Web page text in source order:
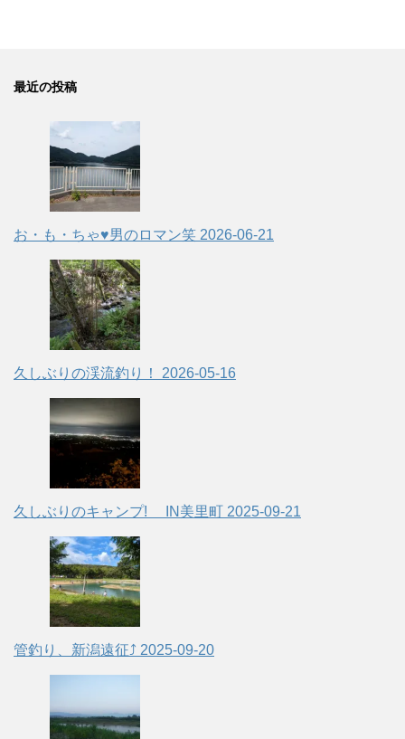
最近の投稿
お・も・ちゃ♥男のロマン笑 2026-06-21
久しぶりの渓流釣り！ 2026-05-16
久しぶりのキャンプ! IN美里町 2025-09-21
管釣り、新潟遠征⤴ 2025-09-20